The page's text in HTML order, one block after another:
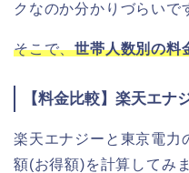
クなのか分かりづらいで
そこで、世帯人数別の料
【料金比較】楽天エナ
楽天エナジーと東京電力
額(お得額)を計算してみ